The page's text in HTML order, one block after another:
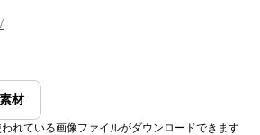
材
れている画像ファイルがダウンロードできます